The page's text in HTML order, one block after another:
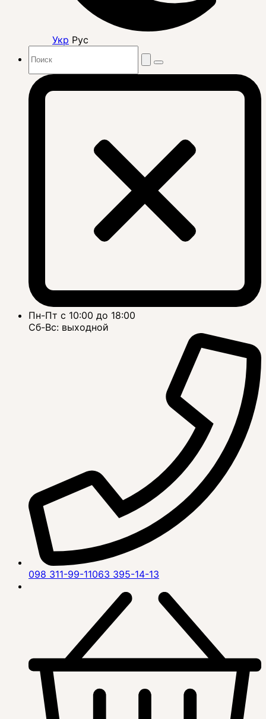
Укр Рус
Пн-Пт с 10:00 до 18:00
Сб-Вс: выходной
098 311-99-11063 395-14-13